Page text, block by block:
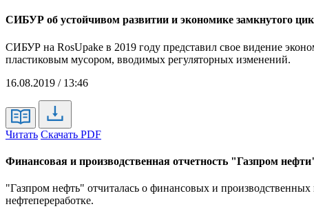
СИБУР об устойчивом развитии и экономике замкнутого
СИБУР на RosUpake в 2019 году представил свое видение
пластиковым мусором, вводимых регуляторных изменений.
16.08.2019 / 13:46
Читать Скачать PDF
Финансовая и производственная отчетность "Газпром
"Газпром нефть" отчиталась о финансовых и
нефтепереработке.